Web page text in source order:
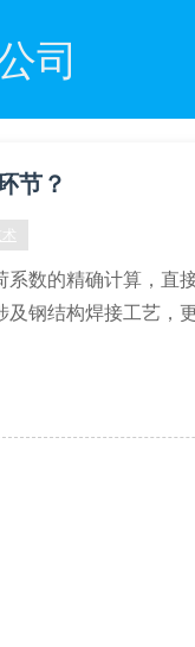
司
节？
数的精确计算，直
钢结构焊接工艺，
安装必须执行三维
点监控轨道平直度